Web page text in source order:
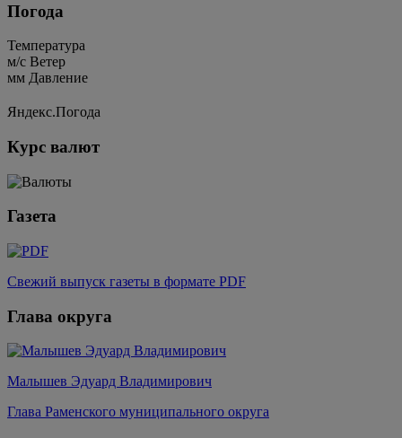
Погода
Температура
м/c Ветер
мм Давление
Яндекс.Погода
Курс валют
Газета
Свежий выпуск газеты в формате PDF
Глава округа
Малышев Эдуард Владимирович
Глава Раменского муниципального округа